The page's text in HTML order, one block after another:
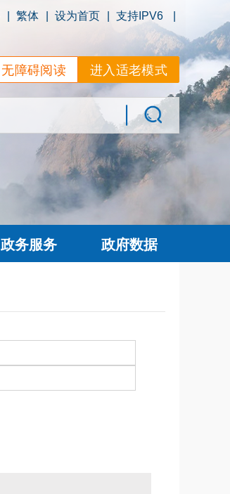
繁体 设为首页 支持IPV6
进入适老模式
无障碍阅读
政务服务 政府数据